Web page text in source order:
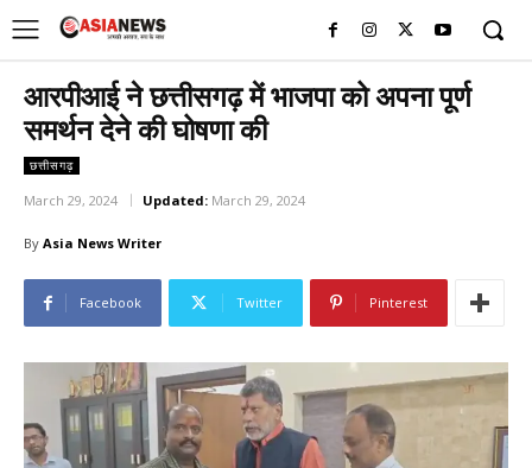
आरपीआई ने छत्तीसगढ़ में भाजपा को अपना पूर्ण
समर्थन देने की घोषणा की
छत्तीसगढ़
March 29, 2024 Updated: March 29, 2024
By Asia News Writer
Facebook Twitter Pinterest